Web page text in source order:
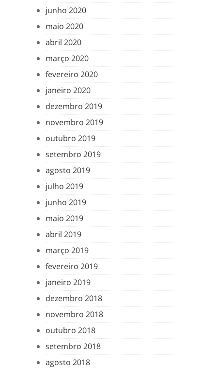
junho 2020
maio 2020
abril 2020
março 2020
fevereiro 2020
janeiro 2020
dezembro 2019
novembro 2019
outubro 2019
setembro 2019
agosto 2019
julho 2019
junho 2019
maio 2019
abril 2019
março 2019
fevereiro 2019
janeiro 2019
dezembro 2018
novembro 2018
outubro 2018
setembro 2018
agosto 2018